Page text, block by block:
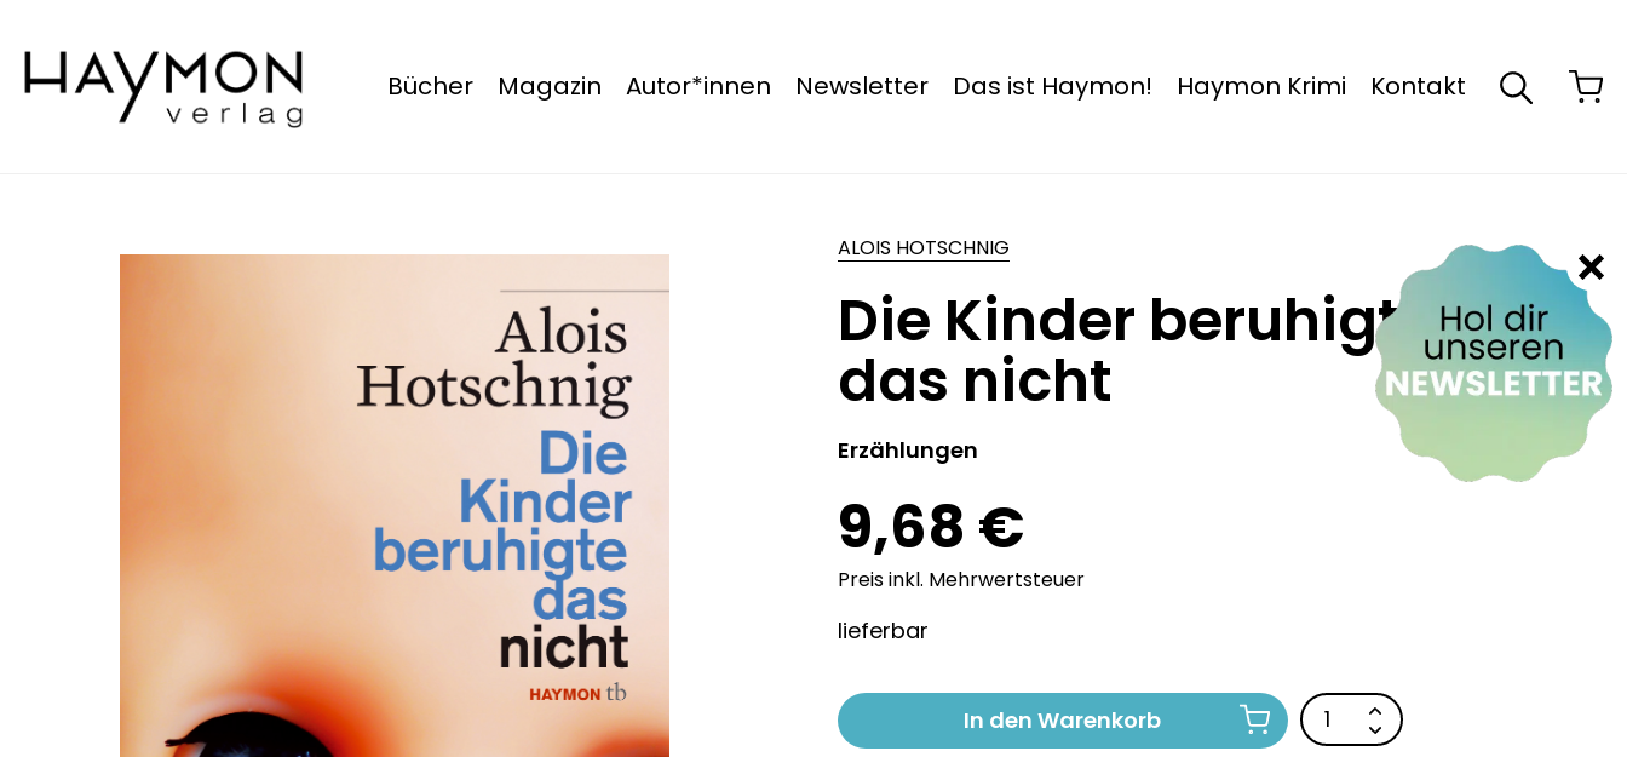
Bücher Magazin Autor*innen Newsletter Das ist Haymon! Haymon Krimi Kontakt
ALOIS HOTSCHNIG
Die Kinder beruhigte
das nicht
Erzählungen
9,68 €
Preis inkl. Mehrwertsteuer
lieferbar
In den Warenkorb